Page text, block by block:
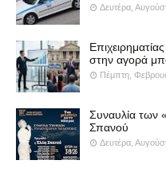
Δευτέρα,
στην αγορά
Πέμπτη,
Συναυλία των
Σπανού
Δευτέρα,